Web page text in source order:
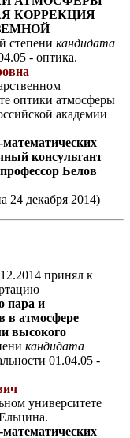
КОРРЕКЦИЯ
степени кандидата
- оптика.
оптики атмосферы
академии
консультант
Белов
24 декабря 2014)
принял к
пара и
в атмосфере
высокого
кандидата
01.04.05 -
университете